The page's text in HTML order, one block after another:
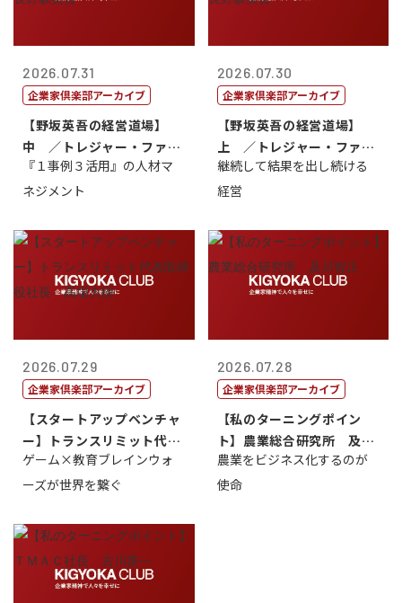
2026.07.31
企業家倶楽部アーカイブ
【野坂英吾の経営道場】
中 ／トレジャー・ファク
トリー社長野坂...
『１事例３活用』の人材マ
ネジメント
2026.07.30
企業家倶楽部アーカイブ
【野坂英吾の経営道場】
上 ／トレジャー・ファク
トリー社長野坂...
継続して結果を出し続ける
経営
2026.07.29
企業家倶楽部アーカイブ
【スタートアップベンチャ
ー】トランスリミット代表
取締役社長 ...
ゲーム×教育ブレインウォ
ーズが世界を繋ぐ
2026.07.28
企業家倶楽部アーカイブ
【私のターニングポイン
ト】農業総合研究所 及川
智正
農業をビジネス化するのが
使命